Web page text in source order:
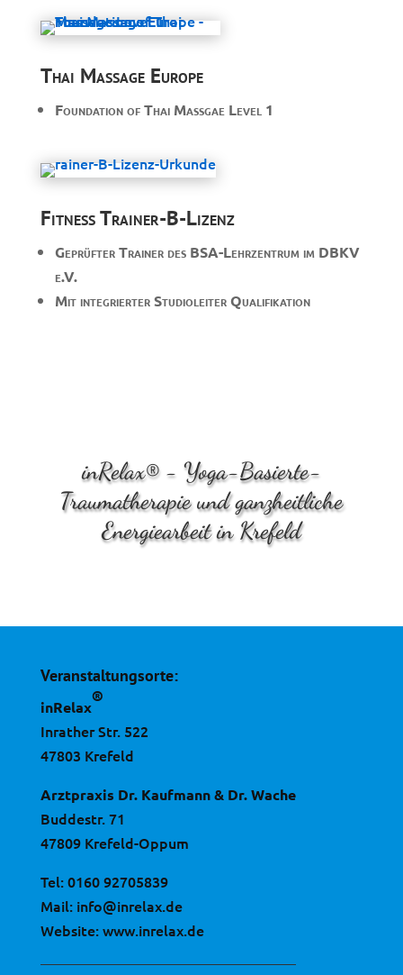
Thai Massage Europe
Foundation of Thai Massgae Level 1
Fitness Trainer-B-Lizenz
Geprüfter Trainer des BSA-Lehrzentrum im DBKV
e.V.
Mit integrierter Studioleiter Qualifikation
inRelax® - Yoga-Basierte-
Traumatherapie und ganzheitliche
Energiearbeit in Krefeld
Veranstaltungsorte:
inRelax
®
Inrather Str. 522
47803 Krefeld
Arztpraxis Dr. Kaufmann & Dr. Wache
Buddestr. 71
47809 Krefeld-Oppum
Tel:0160 92705839
Mail: info@inrelax.de
Website:www.inrelax.de